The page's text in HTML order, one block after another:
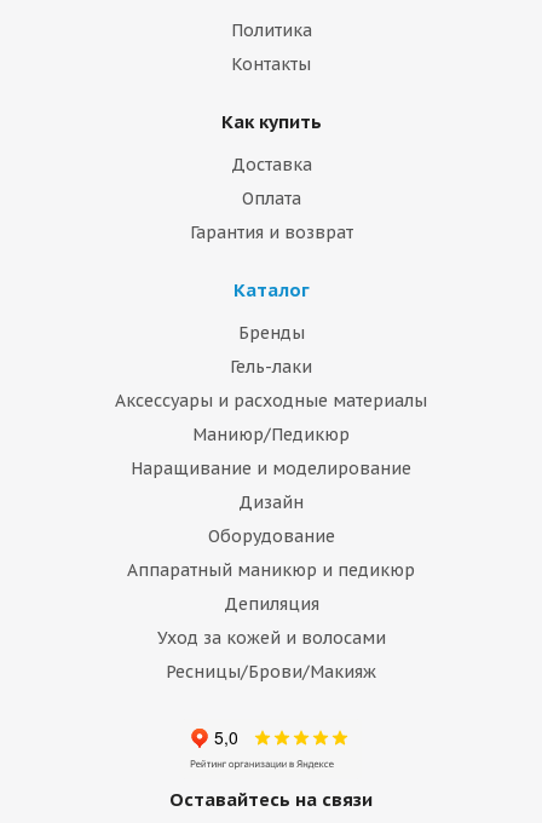
Политика
Контакты
Как купить
Доставка
Оплата
Гарантия и возврат
Каталог
Бренды
Гель-лаки
Аксессуары и расходные материалы
Маниюр/Педикюр
Наращивание и моделирование
Дизайн
Оборудование
Аппаратный маникюр и педикюр
Депиляция
Уход за кожей и волосами
Ресницы/Брови/Макияж
Оставайтесь на связи